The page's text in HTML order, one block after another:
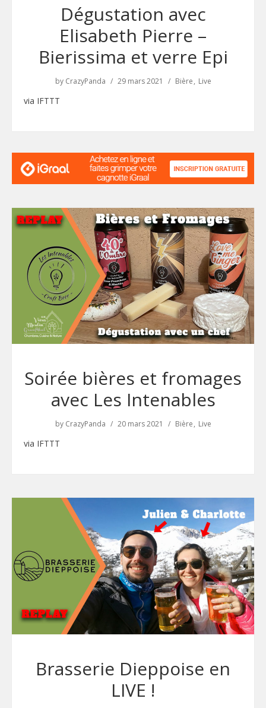
Dégustation avec
Elisabeth Pierre –
Bierissima et verre Epi
by CrazyPanda 29 mars 2021 Bière Live
via IFTTT
Soirée bières et fromages
avec Les Intenables
by CrazyPanda 20 mars 2021 Bière Live
via IFTTT
Brasserie Dieppoise en
LIVE !